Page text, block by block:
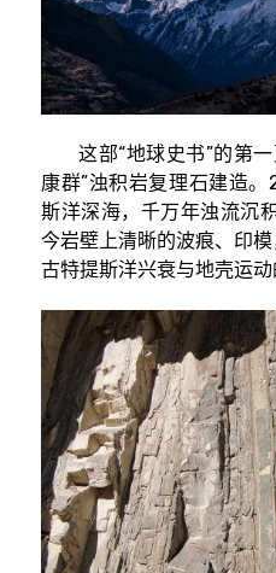
这部“地球史书”的第一
康群”浊积岩复理石建造
斯洋深海，千万年浊流沉
今岩壁上清晰的波痕、印
古特提斯洋兴衰与地壳运动